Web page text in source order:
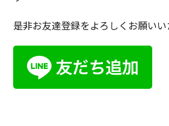
是非お友達登録をよろしくお願い